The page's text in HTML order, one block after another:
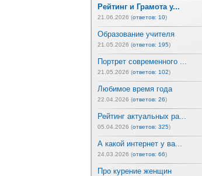
Рейтинг и Грамота у...
21.06.2026 (ответов: 10)
Образование учителя
21.05.2026 (ответов: 195)
Портрет современного ...
21.05.2026 (ответов: 102)
Любимое время года
22.04.2026 (ответов: 26)
Рейтинг актуальных ра...
05.04.2026 (ответов: 325)
А какой интернет у ва...
24.03.2026 (ответов: 66)
Про курение женщин